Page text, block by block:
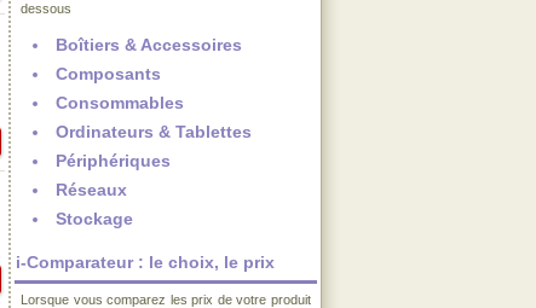
dessous
Boîtiers & Accessoires
Composants
Consommables
Ordinateurs & Tablettes
Périphériques
Réseaux
Stockage
i-Comparateur : le choix, le prix
Lorsque vous comparez les prix de votre produit